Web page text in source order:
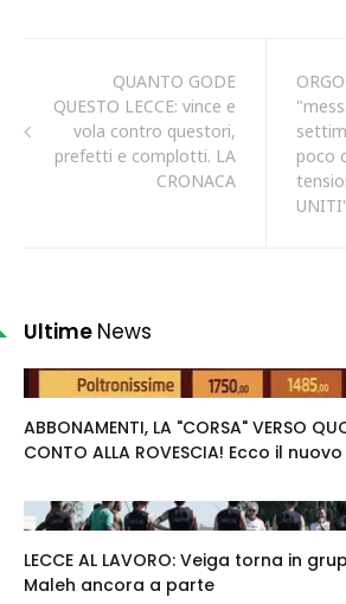
QUANTO GODE
QUESTO LECCE: vince e
vola contro questori,
prefetti e complotti. LA
CRONACA
poco
Ultime News
ABBONAMENTI, LA "CORSA" VERSO
CONTO ALLA ROVESCIA! Ecco il
LECCE AL LAVORO: Veiga torna in
Maleh ancora a parte